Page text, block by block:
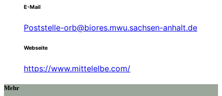
E-Mail
Poststelle-orb@biores.mwu.sachsen-anhalt.de
Webseite
https://www.mittelelbe.com/
Mehr